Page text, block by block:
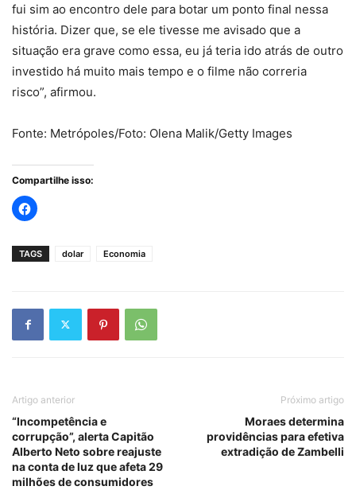
fui sim ao encontro dele para botar um ponto final nessa
história. Dizer que, se ele tivesse me avisado que a
situação era grave como essa, eu já teria ido atrás de outro
investido há muito mais tempo e o filme não correria
risco”, afirmou.
Fonte: Metrópoles/Foto: Olena Malik/Getty Images
Compartilhe isso:
TAGS dolar Economia
Artigo anterior
“Incompetência e
corrupção”, alerta Capitão
Alberto Neto sobre reajuste
na conta de luz que afeta 29
milhões de consumidores
Próximo artigo
Moraes determina
providências para efetiva
extradição de Zambelli